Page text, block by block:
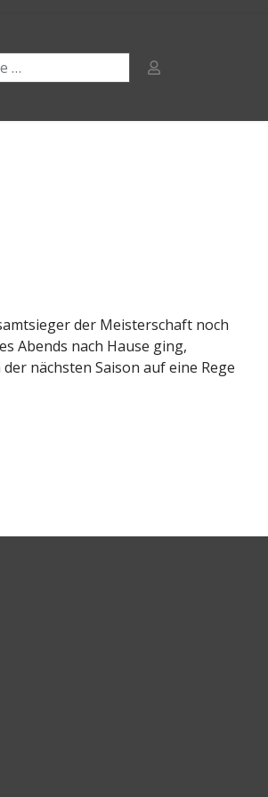
der Meisterschaft noch
Abends nach Hause ging,
nächsten Saison auf eine Rege